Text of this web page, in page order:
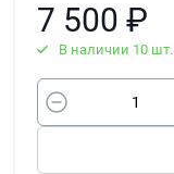
7 500 ₽
В наличии 10 шт.